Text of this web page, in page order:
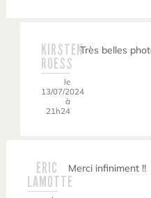
KIRSTEN
ROESS
le
13/07/2024
à
21h24
Très belles
ERIC
LAMOTTE
Merci infiniment !!